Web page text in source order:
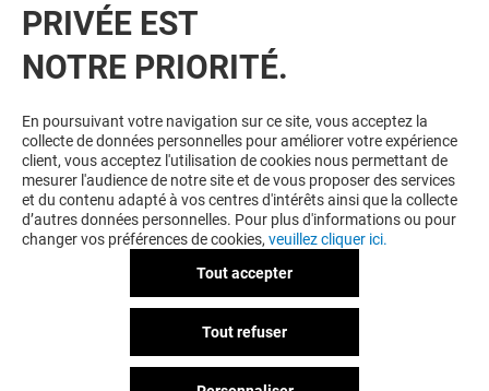
PRIVÉE EST
NOTRE PRIORITÉ.
En poursuivant votre navigation sur ce site, vous acceptez la
collecte de données personnelles pour améliorer votre expérience
client, vous acceptez l'utilisation de cookies nous permettant de
mesurer l'audience de notre site et de vous proposer des services
et du contenu adapté à vos centres d'intérêts ainsi que la collecte
d’autres données personnelles. Pour plus d'informations ou pour
changer vos préférences de cookies, veuillez cliquer ici.
Tout accepter
Tout refuser